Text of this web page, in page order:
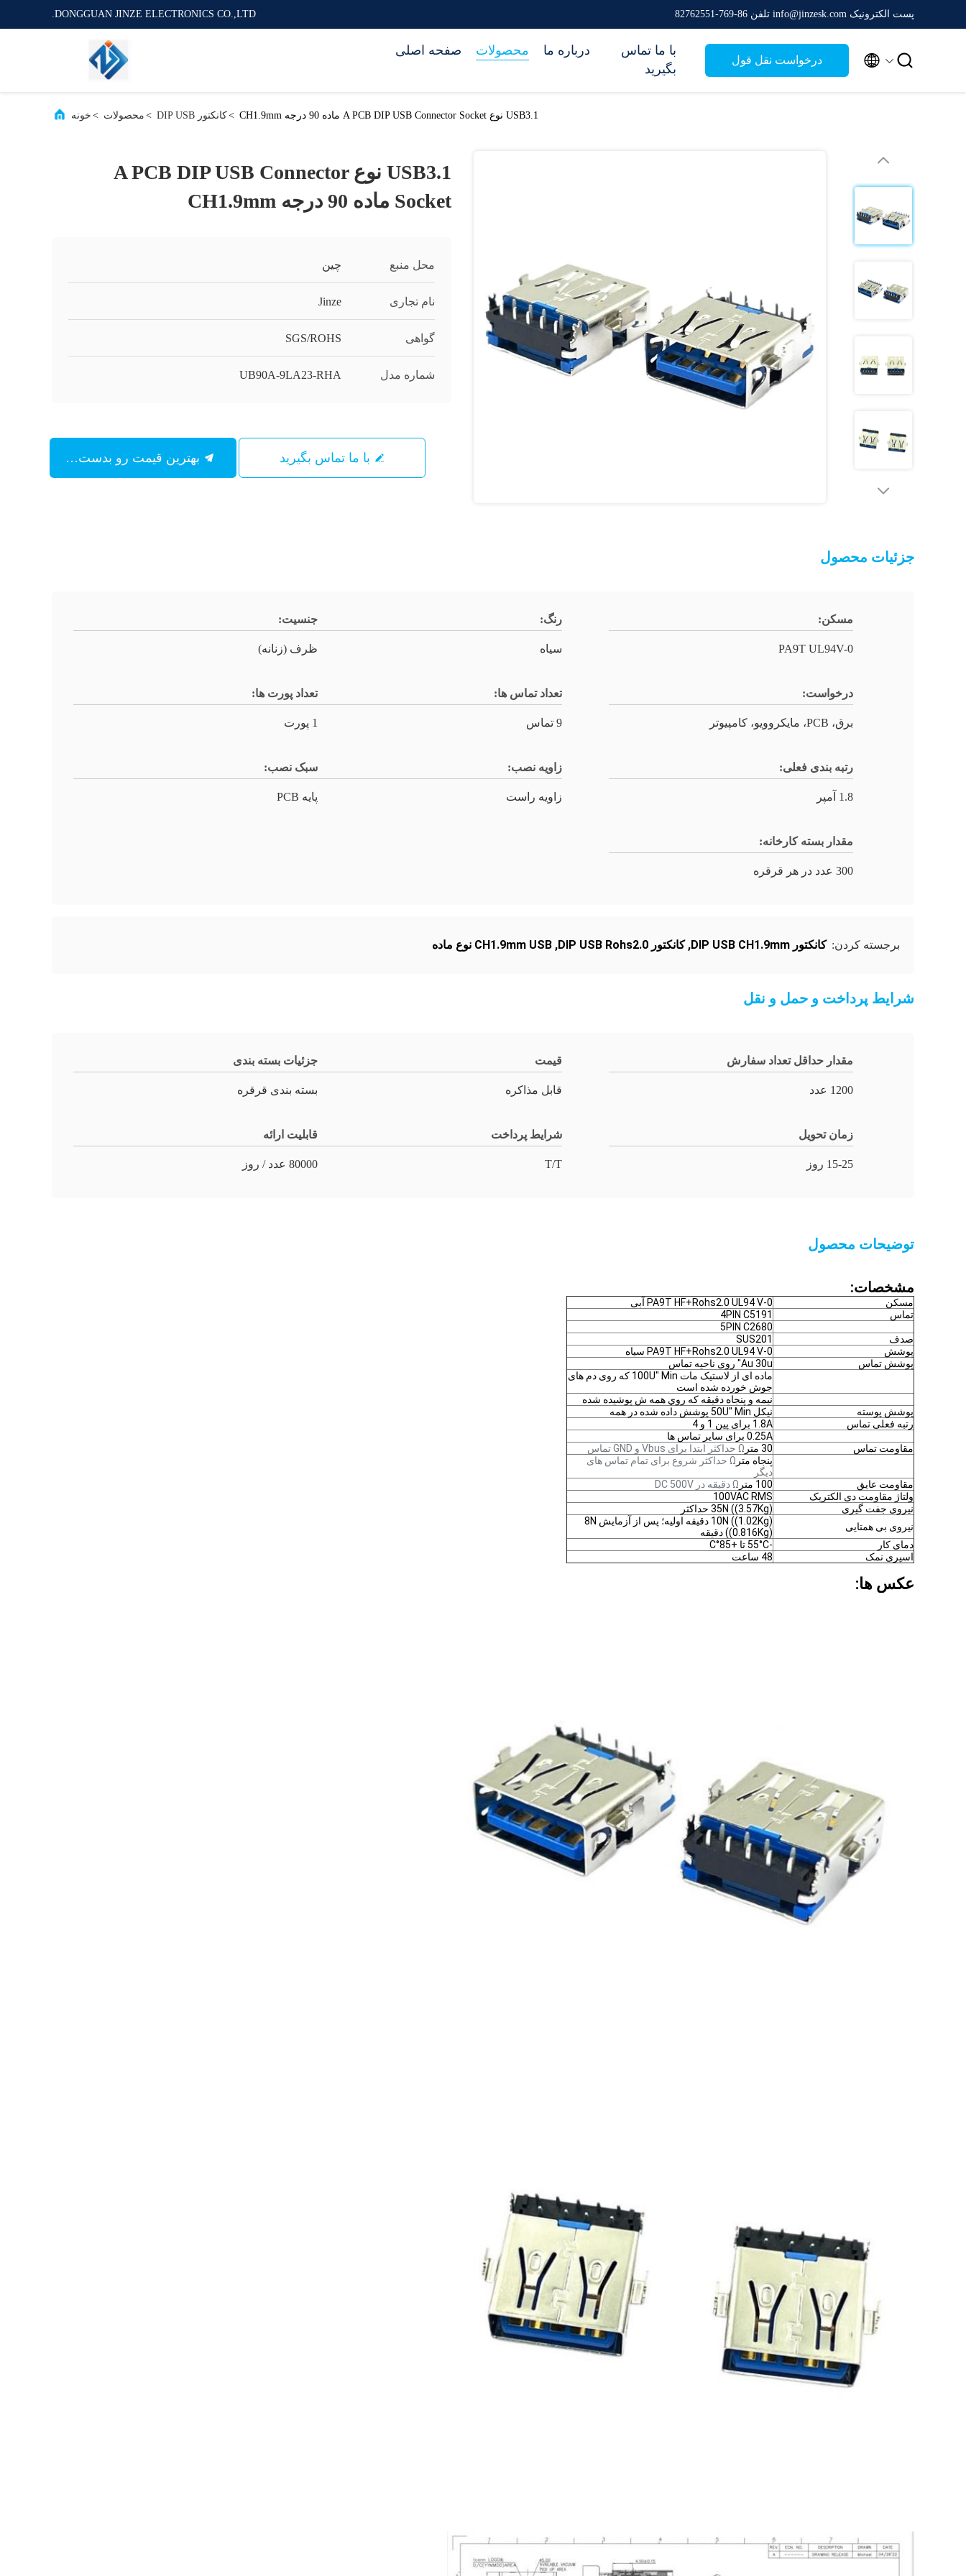
DONGGUAN JINZE ELECTRONICS CO.,LTD. پست الکترونیک info@jinzesk.com تلفن 86-769-82762551
صفحه اصلی محصولات درباره ما
با ما تماس
بگیرید
درخواست نقل قول  
خونه > محصولات > کانکتور DIP USB> USB3.1 نوع A PCB DIP USB Connector Socket ماده 90 درجه CH1.9mm
USB3.1 نوع A PCB DIP USB Connector
Socket ماده 90 درجه CH1.9mm
محل منبع چین
نام تجاری Jinze
گواهی SGS/ROHS
شماره مدل UB90A-9LA23-RHA
با ما تماس بگیرید
جزئیات محصول
مسکن:
PA9T UL94V-0
رنگ:
سیاه
جنسیت:
ظرف (زنانه)
درخواست:
برق، PCB، مایکروویو، کامپیوتر
تعداد تماس ها:
9 تماس
تعداد پورت ها:
1 پورت
رتبه بندی فعلی:
1.8 آمپر
زاویه نصب:
زاویه راست
سبک نصب:
پایه PCB
مقدار بسته کارخانه:
300 عدد در هر قرقره
برجسته کردن: کانکتور DIP USB CH1.9mm ,کانکتور DIP USB Rohs2.0 , CH1.9mm USB نوع ماده
شرایط پرداخت و حمل و نقل
مقدار حداقل تعداد سفارش
1200 عدد
قیمت
قابل مذاکره
جزئیات بسته بندی
بسته بندی قرقره
زمان تحویل
15-25 روز
شرایط پرداخت
T/T
قابلیت ارائه
80000 عدد / روز
توضیحات محصول
مشخصات:
مسکن
PA9T HF+Rohs2.0 UL94 V-0 آبی
تماس
4PIN C5191
5PIN C2680
صدف
SUS201
پوشش
PA9T HF+Rohs2.0 UL94 V-0 سیاه
پوشش تماس
Au 30u" روی ناحیه تماس
ماده ای از لاستیک مات 100U" Min که روی دم های
جوش خورده شده است
نيمه و پنجاه دقيقه که روي همه ش پوشيده شده
پوشش پوسته
نیکل 50U" Min پوشش داده شده در همه
رتبه فعلی تماس
1.8A برای پین 1 و 4
0.25A برای سایر تماس ها
مقاومت تماس
30 متر
Ω حداکثر ابتدا برای Vbus و GND تماس
پنجاه متر
Ω حداکثر شروع برای تمام تماس های
دیگر
مقاومت عایق
100 متر
Ω دقیقه در DC 500V
ولتاژ مقاومت دی الکتریک
100VAC RMS
نیروی جفت گیری
35N ((3.57Kg) حداکثر
نیروی بی همتایی
10N ((1.02Kg) دقیقه اولیه؛ پس از آزمایش 8N
((0.816Kg) دقیقه
دمای کار
-55°C تا +85°C
اسپری نمک
48 ساعت
عکس ها: